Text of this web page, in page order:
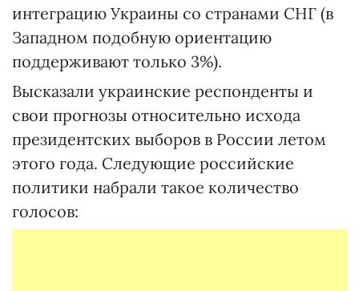
интеграцию Украины со странами СНГ (в
Западном подобную ориентацию
поддерживают только 3%).
Высказали украинские респонденты и
свои прогнозы относительно исхода
президентских выборов в России летом
этого года. Следующие российские
политики набрали такое количество
голосов: